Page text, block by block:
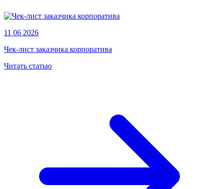
11 06 2026
Чек-лист заказчика корпоратива
Читать статью